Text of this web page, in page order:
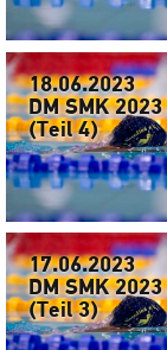
18.06.2023
DM SMK 2023
(Teil 4)
17.06.2023
DM SMK 2023
(Teil 3)